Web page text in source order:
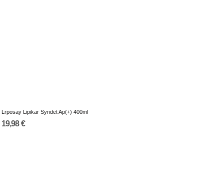
Lrposay Lipikar Syndet Ap(+) 400ml
19,98 €